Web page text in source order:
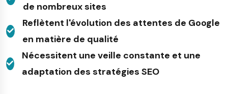
de nombreux sites
Reflètent l'évolution des attentes de Google
en matière de qualité
Nécessitent une veille constante et une
adaptation des stratégies SEO